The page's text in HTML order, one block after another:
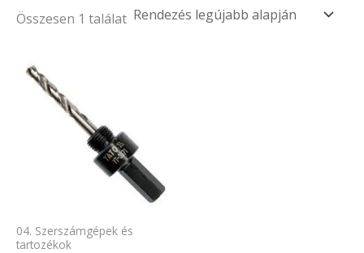
Összesen 1 találat
04. Szerszámgépek és
tartozékok